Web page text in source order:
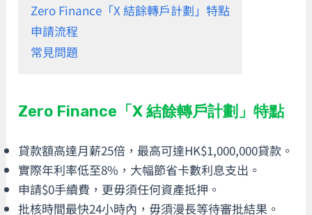
Zero Finance「X 結餘轉戶計劃」特點
申請流程
常見問題
Zero Finance「X 結餘轉戶計劃」特點
貸款額高達月薪25倍，最高可達HK$1,000,000貸款。
實際年利率低至8%，大幅節省卡數利息支出。
申請$0手續費，更毋須任何資產抵押。
批核時間最快24小時內，毋須漫長等待審批結果。